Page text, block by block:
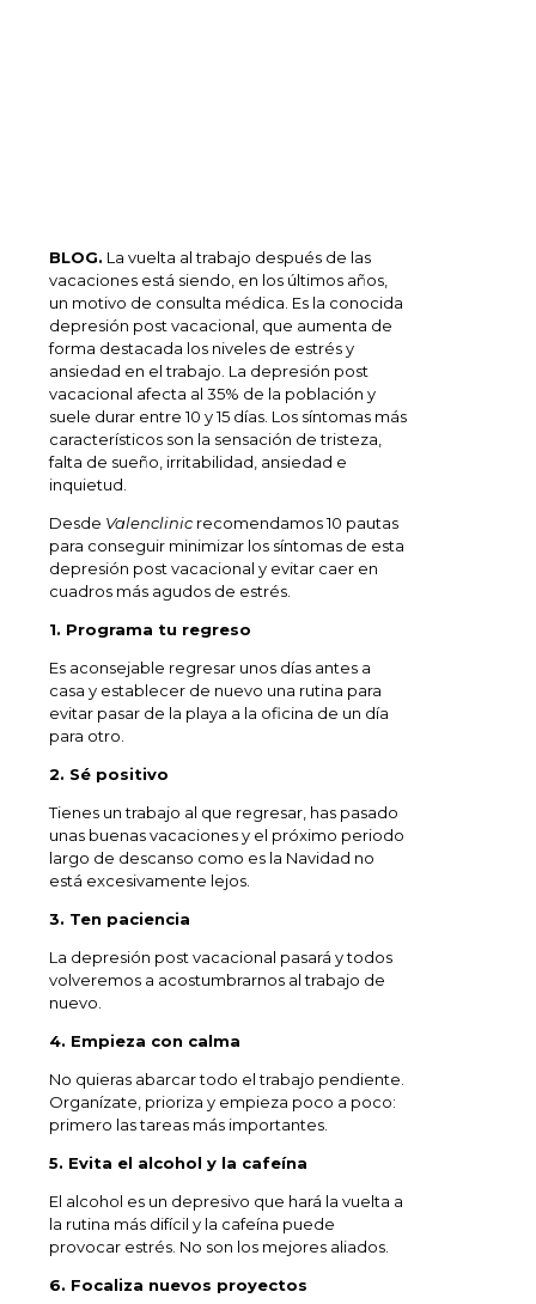
BLOG. La vuelta al trabajo después de las
vacaciones está siendo, en los últimos años,
un motivo de consulta médica. Es la conocida
depresión post vacacional, que aumenta de
forma destacada los niveles de estrés y
ansiedad en el trabajo. La depresión post
vacacional afecta al 35% de la población y
suele durar entre 10 y 15 días. Los síntomas más
característicos son la sensación de tristeza,
falta de sueño, irritabilidad, ansiedad e
inquietud.
Desde Valenclinic recomendamos 10 pautas
para conseguir minimizar los síntomas de esta
depresión post vacacional y evitar caer en
cuadros más agudos de estrés.
1. Programa tu regreso
Es aconsejable regresar unos días antes a
casa y establecer de nuevo una rutina para
evitar pasar de la playa a la oficina de un día
para otro.
2. Sé positivo
Tienes un trabajo al que regresar, has pasado
unas buenas vacaciones y el próximo periodo
largo de descanso como es la Navidad no
está excesivamente lejos.
3. Ten paciencia
La depresión post vacacional pasará y todos
volveremos a acostumbrarnos al trabajo de
nuevo.
4. Empieza con calma
No quieras abarcar todo el trabajo pendiente.
Organízate, prioriza y empieza poco a poco:
primero las tareas más importantes.
5. Evita el alcohol y la cafeína
El alcohol es un depresivo que hará la vuelta a
la rutina más difícil y la cafeína puede
provocar estrés. No son los mejores aliados.
6. Focaliza nuevos proyectos